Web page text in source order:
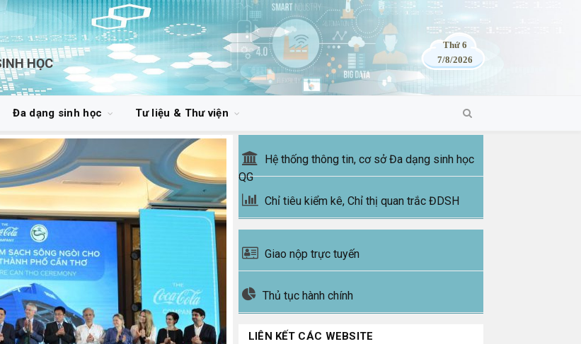
HỌC
Thứ 6
7/8/2026
Đa dạng sinh học Tư liệu & Thư viện
Hệ thống thông tin, cơ sở Đa dạng sinh học
QG
Chỉ tiêu kiểm kê, Chỉ thị quan trắc ĐDSH
Giao nộp trực tuyến
Thủ tục hành chính
LIÊN KẾT CÁC WEBSITE